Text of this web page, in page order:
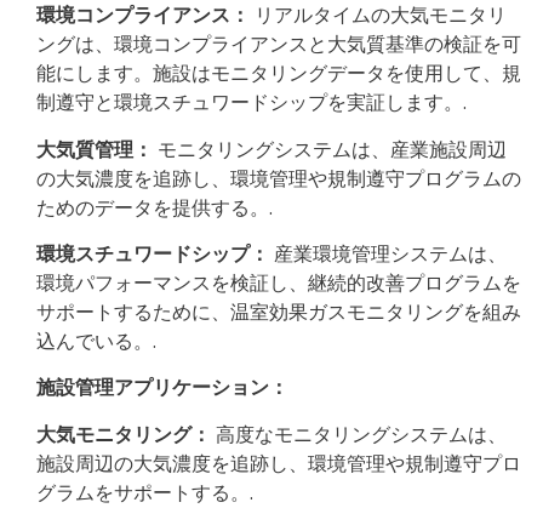
環境コンプライアンス： リアルタイムの大気モニタリ
ングは、環境コンプライアンスと大気質基準の検証を可
能にします。施設はモニタリングデータを使用して、規
制遵守と環境スチュワードシップを実証します。.
大気質管理： モニタリングシステムは、産業施設周辺
の大気濃度を追跡し、環境管理や規制遵守プログラムの
ためのデータを提供する。.
環境スチュワードシップ： 産業環境管理システムは、
環境パフォーマンスを検証し、継続的改善プログラムを
サポートするために、温室効果ガスモニタリングを組み
込んでいる。.
施設管理アプリケーション：
大気モニタリング： 高度なモニタリングシステムは、
施設周辺の大気濃度を追跡し、環境管理や規制遵守プロ
グラムをサポートする。.